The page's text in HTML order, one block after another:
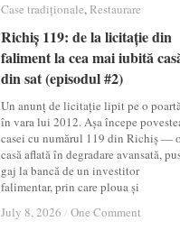
Case tradiționale,Restaurare
Richiș 119: de la licitație din
faliment la cea mai iubită
din sat (episodul #2)
Un anunț de licitație lipit pe o
în vara lui 2012. Așa începe
casei cu numărul 119 din Richiș —
casă aflată în degradare avansată,
gaj la bancă de un investitor
falimentar, prin care ploua și
July 8, 2026 / One Comment
Case tradiționale Restaurare
Richiș 119: de la licitație din
faliment la cea mai iubită
din sat (episodul #2)
July 8, 2026 / One Comment